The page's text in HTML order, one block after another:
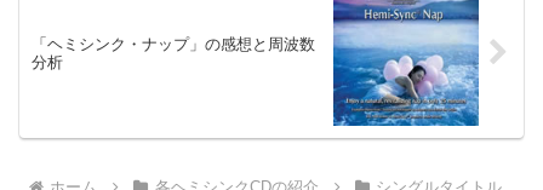
「ヘミシンク・ナップ」の感想と周波数
分析